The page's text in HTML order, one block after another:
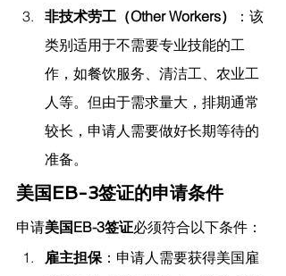
非技术劳工（Other Workers）
：该
类别适用于不需要专业技能的工
作，如餐饮服务、清洁工、农业工
人等。但由于需求量大，排期通常
较长，申请人需要做好长期等待的
准备。
美国EB-3签证的申请条件
申请美国EB-3签证必须符合以下条件：
雇主担保：申请人需要获得美国雇